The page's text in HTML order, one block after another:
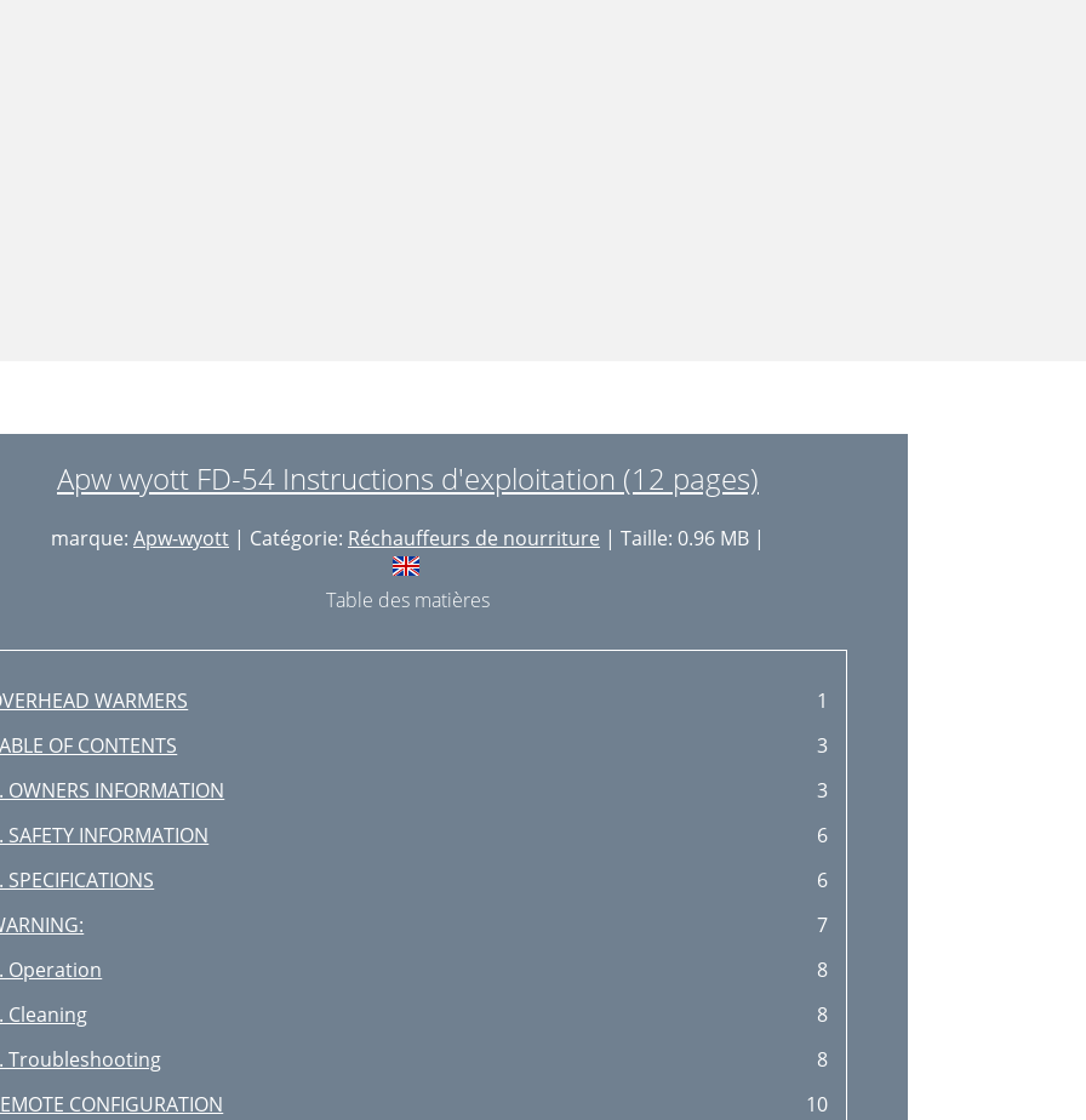
Apw wyott FD-54 Instructions d'exploitation (12 pages)
marque: Apw-wyott | Catégorie: Réchauffeurs de nourriture | Taille: 0.96 MB |
Table des matières
WARMERS
1
OF CONTENTS
3
OWNERS INFORMATION
3
SAFETY INFORMATION
6
SPECIFICATIONS
6
7
Operation
8
Cleaning
8
Troubleshooting
8
CONFIGURATION
10